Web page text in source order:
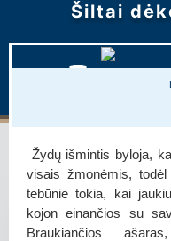
Šiltai
Žydų išmintis byloja,
visais žmonėmis,
tebūnie tokia, kai
kojon einančios su
Braukiančios